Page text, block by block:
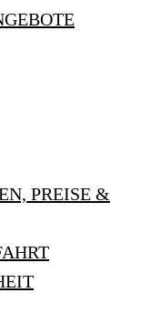
PREISE &